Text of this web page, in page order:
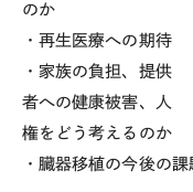
のか
・再生医療への期待
・家族の負担、提供
者への健康被害、人
権をどう考えるのか
・臓器移植の今後の課